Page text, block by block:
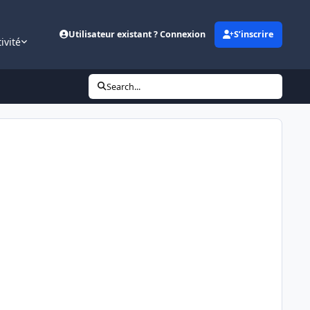
Utilisateur existant ? Connexion S’inscrire
Search...